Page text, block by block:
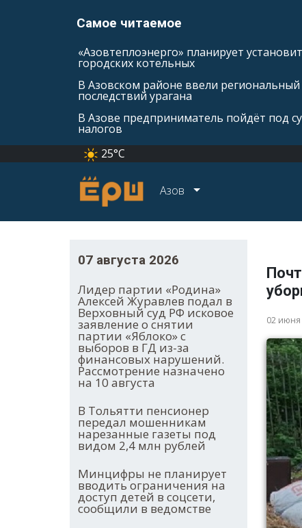
Самое читаемое
«Азовтеплоэнерго» планирует
городских котельных
В Азовском районе ввели
последствий урагана
В Азове предприниматель пойдёт под
налогов
25°C
Азов
07 августа 2026
Лидер партии «Родина»
Алексей Журавлев подал в
Верховный суд РФ исковое
заявление о снятии
партии «Яблоко» с
выборов в ГД из-за
финансовых нарушений.
Рассмотрение назначено
на 10 августа
В Тольятти пенсионер
передал мошенникам
нарезанные газеты под
видом 2,4 млн рублей
Минцифры не планирует
вводить ограничения на
доступ детей в соцсети,
сообщили в ведомстве
02 июня